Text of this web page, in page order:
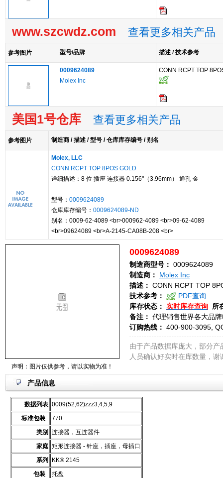
www.szcwdz.com 查看更多相关产品
参考图片 型号/品牌 描述 / 技术参考
0009624089
Molex Inc
CONN RCPT TOP
美国1号仓库 查看更多相关产品
参考图片 制造商 / 描述 / 型号 / 仓库库存编号 / 别名
Molex, LLC
CONN RCPT TOP 8POS GOLD
详细描述：8 位 插座 连接器 0.156"（3.96mm） 通孔 金
型号： 0009624089
仓库库存编号： 0009624089-ND
别名：0009-62-4089 <br>000962-4089 <br>09-62-4089
<br>09624089 <br>A-2145-CA08B-208 <br>
声明：图片仅供参考，请以实物为准！
0009624089
制造商型号： 0009624089
制造商：
Molex Inc
描述： CONN RCPT TOP
技术参考：
PDF查询
库存状态： 实时库存查询
所
备注： 代理销售世界各大品
订购热线： 400-900-3095,
由于产品数据库庞大，部分
人员确认好实时在库数量，谢
产品信息
数据列表 0009(52,62)zzz3,4,5,9
标准包装
770
类别
连接器，互连器件
家庭 矩形连接器 - 针座，插座，母插口
系列
KK® 2145
包装
托盘